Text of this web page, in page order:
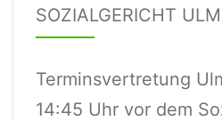
SOZIALGERICHT ULM
Terminsvertretung
14:45 Uhr vor dem